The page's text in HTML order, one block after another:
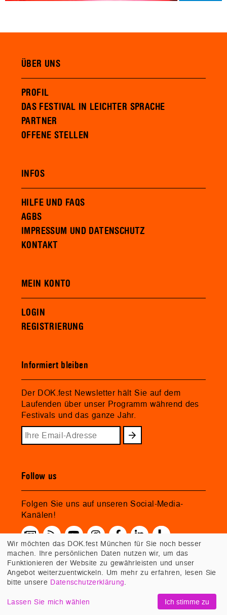
ÜBER UNS
PROFIL
DAS FESTIVAL IN LEICHTER SPRACHE
PARTNER
OFFENE STELLEN
INFOS
HILFE UND FAQS
AGBS
IMPRESSUM UND DATENSCHUTZ
KONTAKT
MEIN KONTO
LOGIN
REGISTRIERUNG
Informiert bleiben
Der DOK.fest Newsletter hält Sie auf dem
Laufenden über unser Programm während des
Festivals und das ganze Jahr.
Follow us
Folgen Sie uns auf unseren Social-Media-
Kanälen!
Wir möchten das DOK.fest München für Sie noch besser
machen. Ihre persönlichen Daten nutzen wir, um das
Funktionieren der Website zu gewährleisten und unser
Angebot weiterzuentwickeln. Um mehr zu erfahren, lesen Sie
bitte unsere Datenschutzerklärung.
Lassen Sie mich wählen Ich stimme zu